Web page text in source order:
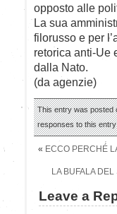
opposto alle
La sua
filorusso e per
retorica anti-Ue
dalla Nato.
(da agenzie)
This entry was posted
responses to this
« ECCO PERCHÉ
LA BUFALA
Leave a